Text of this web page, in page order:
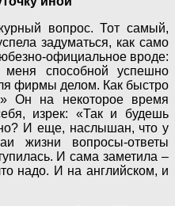
вопрос. Тот самый,
задуматься, как само
официальное вроде:
способной успешно
фирмы делом. Как быстро
Он на некоторое время
изрек: «Так и будешь
И еще, наслышан, что у
жизни вопросы-ответы
И сама заметила –
надо. И на английском, и